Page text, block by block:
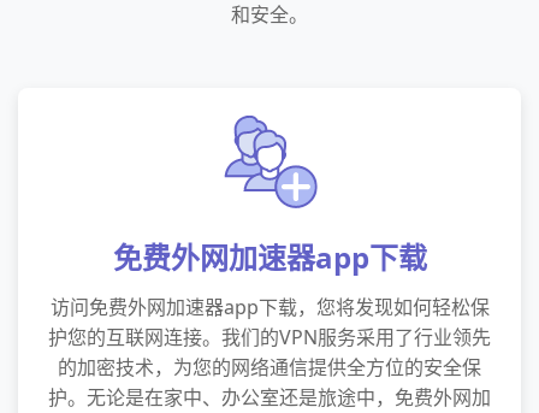
和安全。
免费外网加速器app下载
访问免费外网加速器app下载，您将发现如何轻松保
护您的互联网连接。我们的VPN服务采用了行业领先
的加密技术，为您的网络通信提供全方位的安全保
护。无论是在家中、办公室还是旅途中，免费外网加